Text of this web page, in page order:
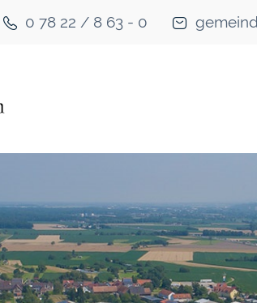
0 78 22 / 8 63 - 0